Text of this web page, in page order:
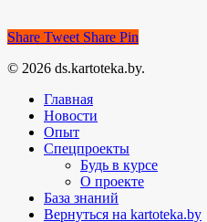
Share Tweet Share Pin
© 2026 ds.kartoteka.by.
Главная
Новости
Опыт
Спецпроекты
Будь в курсе
О проекте
База знаний
Вернуться на kartoteka.by